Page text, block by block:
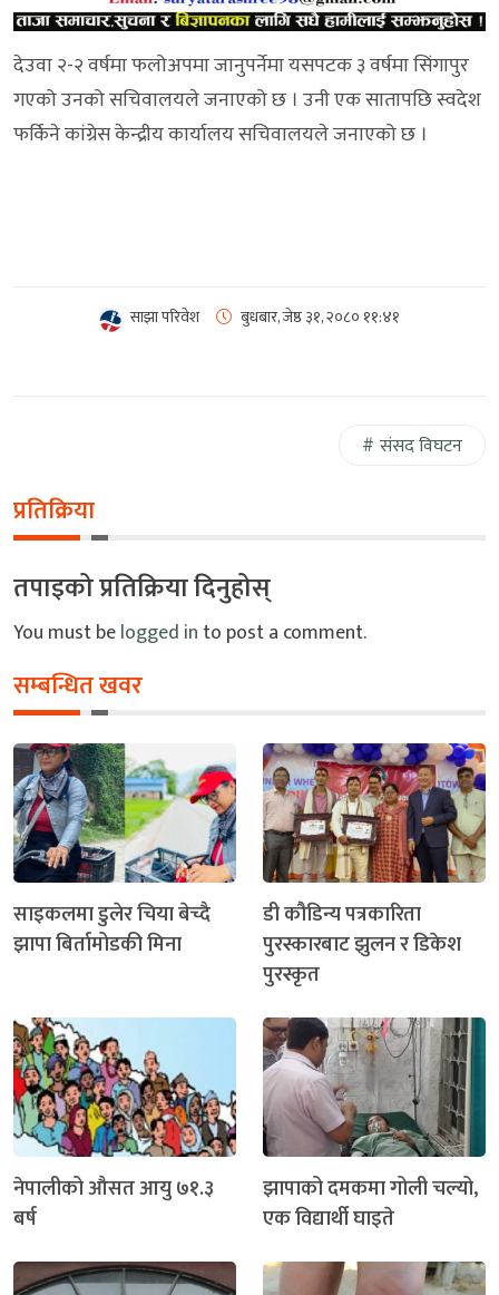
देउवा २-२ वर्षमा फलोअपमा जानुपर्नेमा यसपटक ३ वर्षमा सिंगापुर
गएको उनको सचिवालयले जनाएको छ । उनी एक सातापछि स्वदेश
फर्किने कांग्रेस केन्द्रीय कार्यालय सचिवालयले जनाएको छ ।
साझा परिवेश बुधबार, जेष्ठ ३१, २०८० ११:४१
संसद विघटन
प्रतिक्रिया
तपाइको प्रतिक्रिया दिनुहोस्
You must belogged in to post a comment.
सम्बन्धित खवर
साइकलमा डुलेर चिया बेच्दै
झापा बिर्तामोडकी मिना
डी कौडिन्य पत्रकारिता
पुरस्कारबाट झुलन र डिकेश
पुरस्कृत
नेपालीको औसत आयु ७१.३
बर्ष
झापाको दमकमा गोली चल्यो,
एक विद्यार्थी घाइते